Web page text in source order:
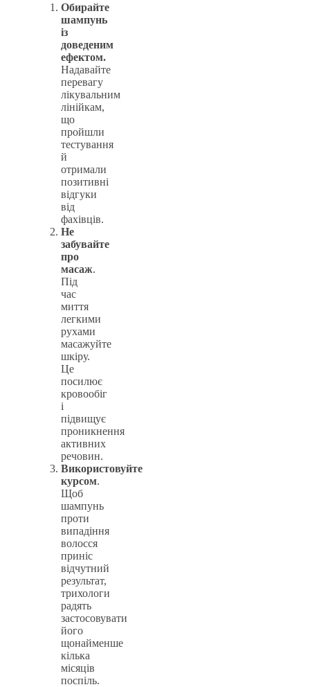
Обирайте
шампунь
із
доведеним
ефектом.
Надавайте
перевагу
лікувальним
лінійкам,
що
пройшли
тестування
й
отримали
позитивні
відгуки
від
фахівців.
Не
забувайте
про
масаж.
Під
час
миття
легкими
рухами
масажуйте
шкіру.
Це
посилює
кровообіг
і
підвищує
проникнення
активних
речовин.
Використовуйте
курсом.
Щоб
шампунь
проти
випадіння
волосся
приніс
відчутний
результат,
трихологи
радять
застосовувати
його
щонайменше
кілька
місяців
поспіль.